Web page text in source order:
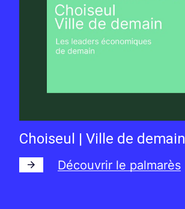
Choiseul | Ville de demain
Découvrir le palmarès